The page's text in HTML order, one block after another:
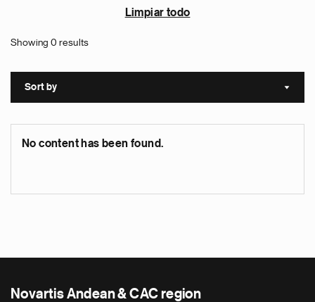
Limpiar todo
Showing 0 results
Sort by Sort
No content has been found.
Novartis Andean & CAC region